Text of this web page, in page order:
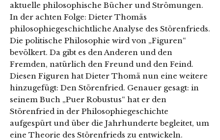
aktuelle philosophische Bücher und Strömungen.
In der achten Folge: Dieter Thomäs
philosophiegeschichtliche Analyse des Störenfrieds.
Die politische Philosophie wird von „Figuren“
bevölkert. Da gibt es den Anderen und den
Fremden, natürlich den Freund und den Feind.
Diesen Figuren hat Dieter Thomä nun eine weitere
hinzugefügt: Den Störenfried. Genauer gesagt: in
seinem Buch „Puer Robustus“ hat er den
Störenfried in der Philosophiegeschichte
aufgespürt und über die Jahrhunderte begleitet, um
eine Theorie des Störenfrieds zu entwickeln.